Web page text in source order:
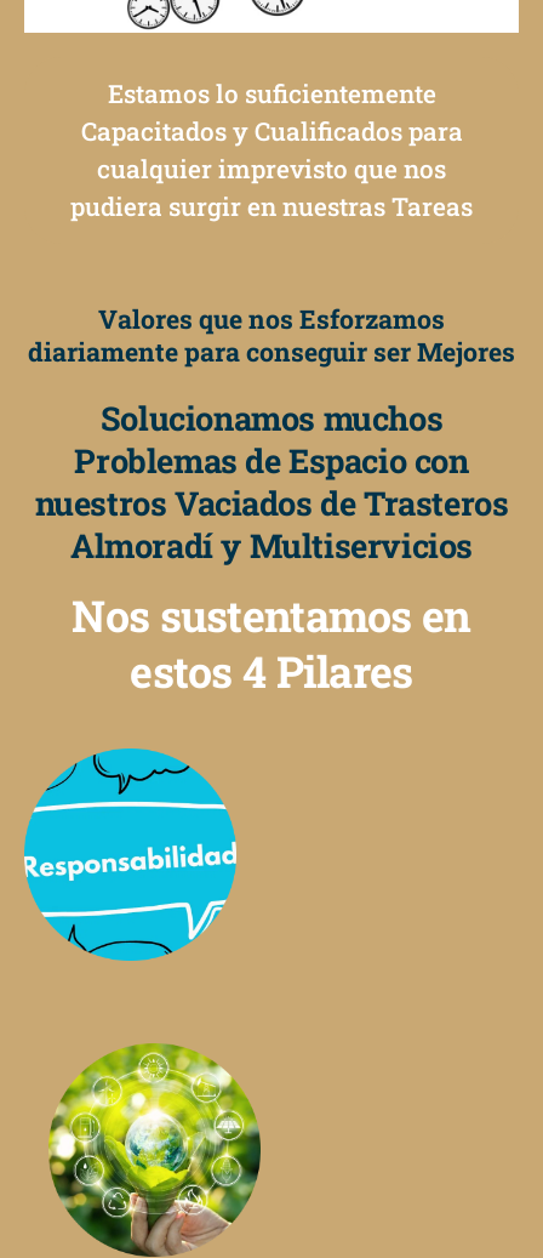
Estamos lo suficientemente
Capacitados y Cualificados para
cualquier imprevisto que nos
pudiera surgir en nuestras Tareas
Valores que nos Esforzamos
diariamente para conseguir ser Mejores
Solucionamos muchos
Problemas de Espacio con
nuestros Vaciados de Trasteros
Almoradí y Multiservicios
Nos sustentamos en
estos 4 Pilares